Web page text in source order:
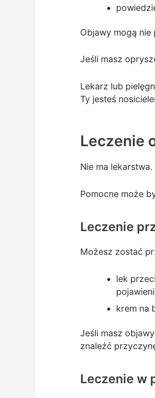
Objawy mogą
Jeśli masz
Lekarz lub
Ty jesteś
Leczenie
Nie ma
Pomocne może
Leczenie
Możesz zostać
lek
krem na
Jeśli masz
znaleźć
Leczenie w